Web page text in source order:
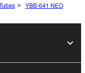
YBB-641 NEO